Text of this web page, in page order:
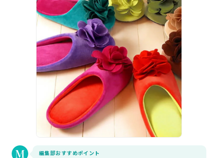
編集部おすすめポイント